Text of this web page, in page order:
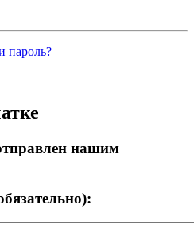
пароль?
нашим